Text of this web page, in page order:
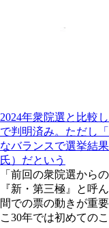
2024年衆院選と比較
で判明済み。ただし
なバランスで選挙結
氏）だという
「前回の衆院選から
『新・第三極』と呼
間での票の動きが重
こ30年では初めてのこ